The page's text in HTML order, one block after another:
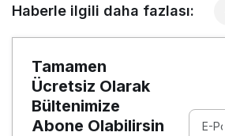
Haberle ilgili daha fazlası:
Tamamen
Ücretsiz Olarak
Bültenimize
Abone Olabilirsin